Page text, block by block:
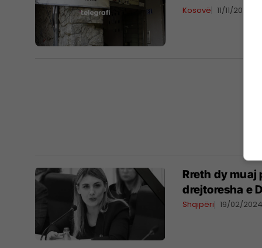
Kosovë 11/11/2024
Rreth dy
drejtoresha e
Shqipëri 19/02/2024